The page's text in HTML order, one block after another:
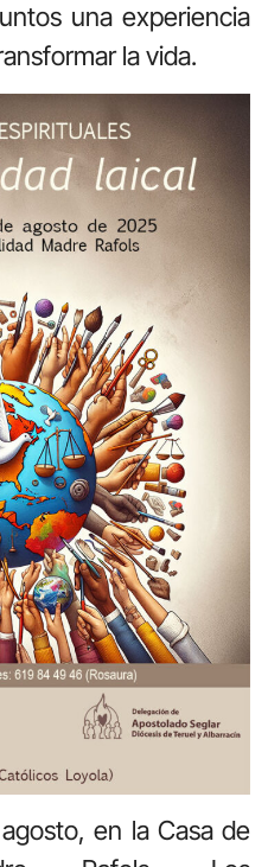
una experiencia
la vida.
en la Casa de